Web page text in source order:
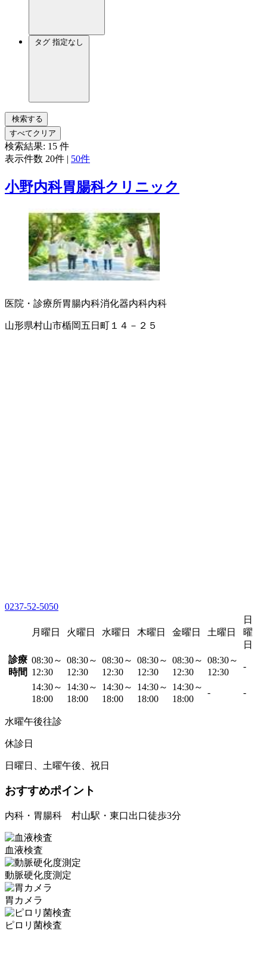
タグ 指定なし
検索する
すべてクリア
検索結果: 15 件
表示件数 20件 | 50件
小野内科胃腸科クリニック
医院・診療所胃腸内科消化器内科内科
山形県村山市楯岡五日町１４－２５
0237-52-5050
月曜日 火曜日 水曜日 木曜日 金曜日 土曜日
日
曜
日
診療
時間
08:30～
12:30
08:30～
12:30
08:30～
12:30
08:30～
12:30
08:30～
12:30
08:30～
12:30
-
14:30～
18:00
14:30～
18:00
14:30～
18:00
14:30～
18:00
14:30～
18:00
- -
水曜午後往診
休診日
日曜日、土曜午後、祝日
おすすめポイント
内科・胃腸科 村山駅・東口出口徒歩3分
血液検査
動脈硬化度測定
胃カメラ
ピロリ菌検査